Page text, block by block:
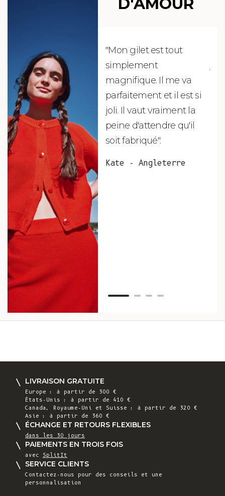
"Mon gilet est tout
simplement
magnifique. Il me va
parfaitement et il est si
joli. Il vaut vraiment la
peine d'attendre qu'il
soit fabriqué".
Kate - Angleterre
LIVRAISON GRATUITE
Europe : à partir de 300 €
États-Unis : à partir de 410 €
Canada, Royaume-Uni et Suisse : à partir de 320 €
Asie : à partir de 360 €
ÉCHANGE ET RETOURS FLEXIBLES
dans les 30 jours
PAIEMENTS EN TROIS FOIS
avec SplitIt
SERVICE CLIENTS
Contactez-nous pour des conseils et une
personnalisation